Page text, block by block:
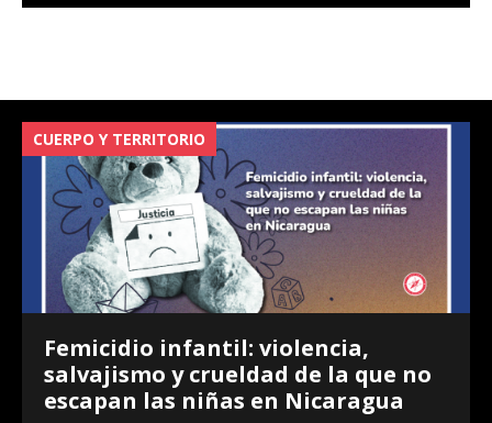
CUERPO Y TERRITORIO
Femicidio infantil: violencia,
salvajismo y crueldad de la que no
escapan las niñas en Nicaragua